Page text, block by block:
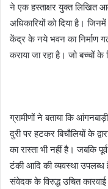
ने एक हस्ताक्षर युक्त लिखित
अधिकारियों को दिया है।
केंद्र के नये भवन का निर्माण
कराया जा रहा है। जो बच्चों के
ग्रामीणों ने बताया कि
दुरी पर हटकर बिचौलियों के
का रास्ता भी नहीं है। जबकि
टंकी आदि की व्यवस्था
संवेदक के विरुद्ध उचित